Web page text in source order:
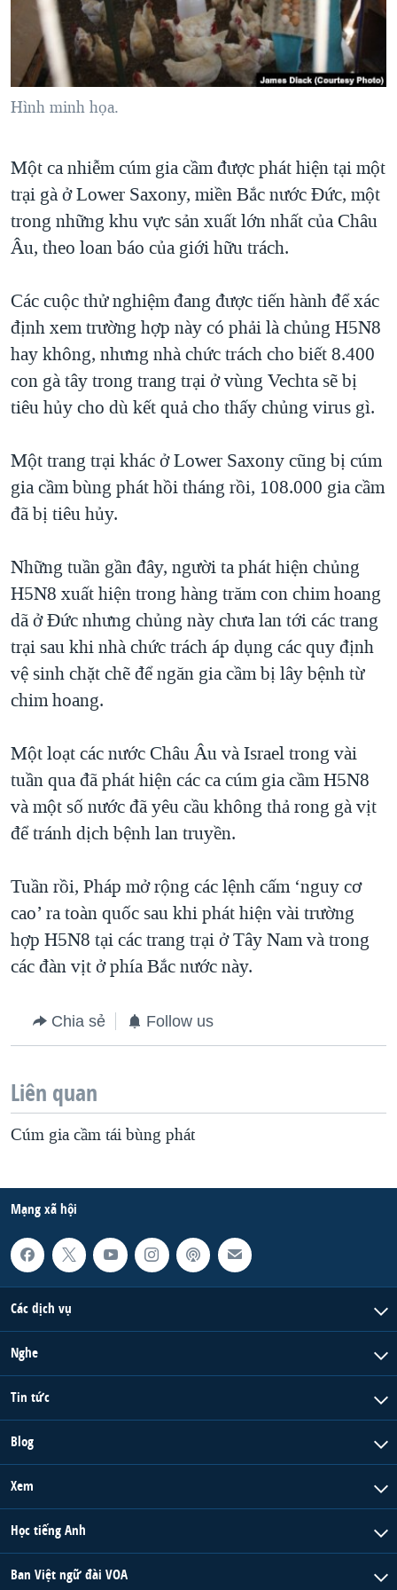
"Tìm"NGƯỜI VIỆT HẢI NGOẠI
ĐỜI SỐNG
KINH TẾ
KHOA HỌC
VĂN HOÁ
GIÁO DỤC
TẠI
HÀNH TRÌNH BẦU CỬ 2024
MỘT NĂM CHIẾN TRANH TẠI DẢI GAZA
GIẢI MÃ VÀNH ĐAI & CON ĐƯỜNG
TRỊNH VĨNH BÌNH - NGƯỜI HẠ 'BÊN THẮNG CUỘC'
GROUND ZERO – XƯA VÀ NAY
CHI PHÍ CHIẾN TRANH AFGHANISTAN
CÁC GIÁ TRỊ CỘNG HÒA Ở VIỆT NAM
THƯỢNG ĐỈNH TRUMP-KIM TẠI VIỆT NAM
TRỊNH VĨNH BÌNH VS. CHÍNH PHỦ VIỆT NAM
NGƯ DÂN VIỆT VÀ LÀN SÓNG TRỘM HẢI SÂM
BÊN KIA QUỐC LỘ: TIẾNG VỌNG TỪ NÔNG THÔN MỸ
QUAN HỆ VIỆT MỸ
VIDEO
NGHE
MẠNG XÃ HỘI
Ngôn ngữ khác
Hình minh họa.
Một ca nhiễm cúm gia cầm được phát hiện tại một
trại gà ở Lower Saxony, miền Bắc nước Đức, một
trong những khu vực sản xuất lớn nhất của Châu
Âu, theo loan báo của giới hữu trách.
Các cuộc thử nghiệm đang được tiến hành để xác
định xem trường hợp này có phải là chủng H5N8
hay không, nhưng nhà chức trách cho biết 8.400
con gà tây trong trang trại ở vùng Vechta sẽ bị
tiêu hủy cho dù kết quả cho thấy chủng virus gì.
Một trang trại khác ở Lower Saxony cũng bị cúm
gia cầm bùng phát hồi tháng rồi, 108.000 gia cầm
đã bị tiêu hủy.
Những tuần gần đây, người ta phát hiện chủng
H5N8 xuất hiện trong hàng trăm con chim hoang
dã ở Đức nhưng chủng này chưa lan tới các trang
trại sau khi nhà chức trách áp dụng các quy định
vệ sinh chặt chẽ để ngăn gia cầm bị lây bệnh từ
chim hoang.
Một loạt các nước Châu Âu và Israel trong vài
tuần qua đã phát hiện các ca cúm gia cầm H5N8
và một số nước đã yêu cầu không thả rong gà vịt
để tránh dịch bệnh lan truyền.
Tuần rồi, Pháp mở rộng các lệnh cấm ‘nguy cơ
cao’ ra toàn quốc sau khi phát hiện vài trường
hợp H5N8 tại các trang trại ở Tây Nam và trong
các đàn vịt ở phía Bắc nước này.
Chia sẻ Follow us
Liên quan
Cúm gia cầm tái bùng phát
Mạng xã hội
Các dịch vụ
Nghe
Tin tức
Blog
Xem
Học tiếng Anh
Ban Việt ngữ đài VOA